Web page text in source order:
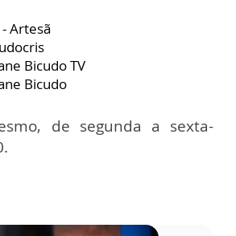
Artesã
Bicudo TV
Bicudo
de segunda a sexta-